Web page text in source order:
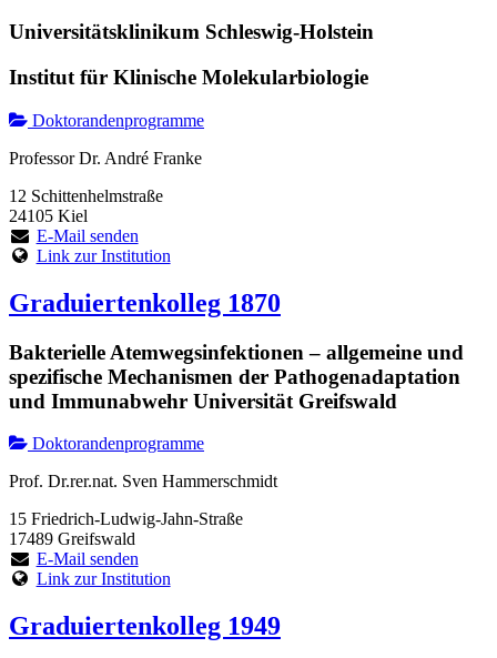
Universitätsklinikum Schleswig-Holstein
Institut für Klinische Molekularbiologie
Doktorandenprogramme
Professor Dr. André Franke
12 Schittenhelmstraße
24105 Kiel
E-Mail senden
Link zur Institution
Graduiertenkolleg 1870
Bakterielle Atemwegsinfektionen – allgemeine und
spezifische Mechanismen der Pathogenadaptation
und Immunabwehr Universität Greifswald
Doktorandenprogramme
Prof. Dr.rer.nat. Sven Hammerschmidt
15 Friedrich-Ludwig-Jahn-Straße
17489 Greifswald
E-Mail senden
Link zur Institution
Graduiertenkolleg 1949